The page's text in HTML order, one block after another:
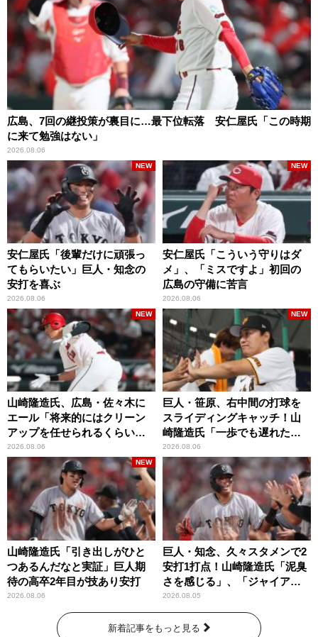
広島、7回の継投策が裏目に…最下位転落 安仁屋氏「この時期
に来て勉強はない」
2026.08.06
安仁屋氏「後輩だけに頑張っ
てもらいたい」巨人・知念の
安打を喜ぶ
2026.08.06
NEW
安仁屋氏「こういう守りはダ
メ」、「ミスですよ」初回の
広島の守備に苦言
2026.08.06
NEW
山崎隆造氏、広島・佐々木に
エール「将来的にはクリーン
アップを任せられるくらいま
では成長して」
2026.08.06
NEW
巨人・笹原、右中間の打球を
スライディングキャッチ！山
崎隆造氏「一歩でも遅れた
ら…」
2026.08.06
NEW
山崎隆造氏「引き出しがひと
つあるんだなと実証」巨人期
待の高卒2年目が技あり安打
2026.08.06
NEW
巨人・知念、久々スタメンで2
安打1打点！山崎隆造氏「泥臭
さを感じる」、「ジャイアン
ツには少ないタイプ」
2026.08.05
新着記事をもっと見る